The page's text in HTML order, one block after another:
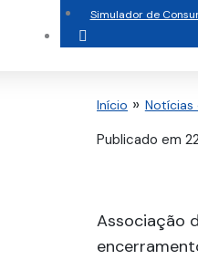
Simulador de
Início Notícias
Publicado em
Associação